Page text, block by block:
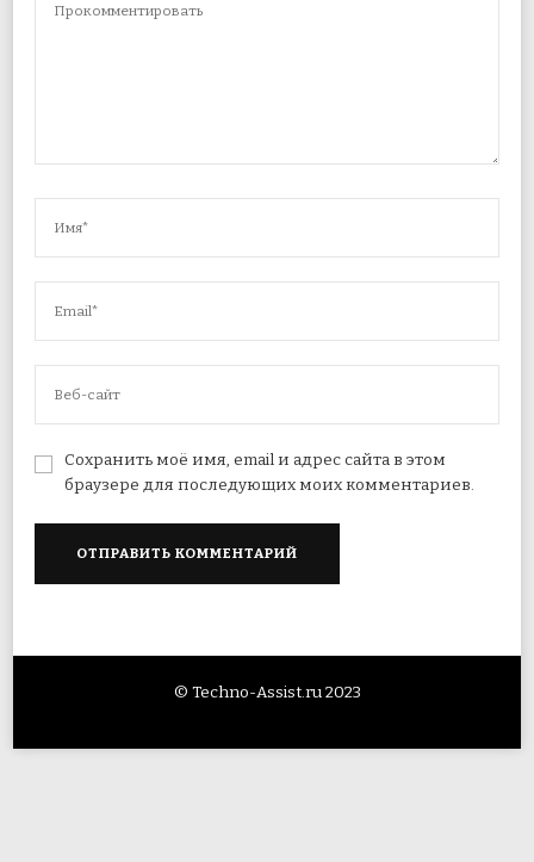
Сохранить моё имя, email и адрес сайта в этом
браузере для последующих моих комментариев.
© Techno-Assist.ru 2023